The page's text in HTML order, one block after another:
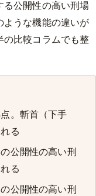
る公開性の高い刑場
ような機能の違いが
の比較コラムでも整
。斬首（下手
る
の公開性の高い刑
る
公開性の高い刑